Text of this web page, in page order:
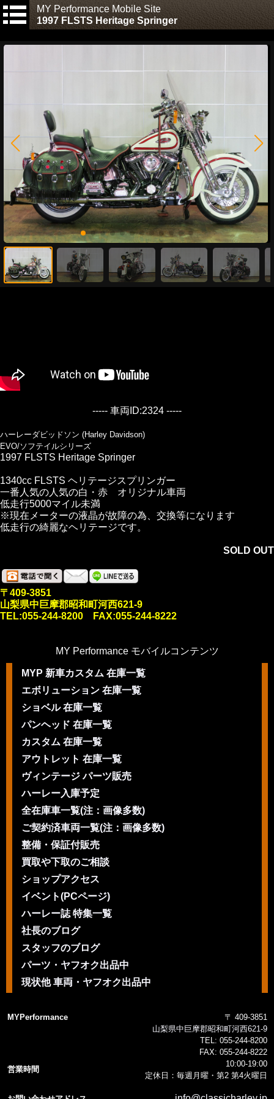
MY Performance Mobile Site
1997 FLSTS Heritage Springer
----- 車両ID:2324 -----
ハーレーダビッドソン (Harley Davidson)
EVO/ソフテイルシリーズ
1997 FLSTS Heritage Springer
1340cc FLSTS ヘリテージスプリンガー
一番人気の人気の白・赤 オリジナル車両
低走行5000マイル未満
※現在メーターの液晶が故障の為、交換等になります
低走行の綺麗なヘリテージです。
SOLD OUT
〒409-3851
山梨県中巨摩郡昭和町河西621-9
TEL:055-244-8200 FAX:055-244-8222
MY Performance モバイルコンテンツ
MYP 新車カスタム 在庫一覧
エボリューション 在庫一覧
ショベル 在庫一覧
パンヘッド 在庫一覧
カスタム 在庫一覧
アウトレット 在庫一覧
ヴィンテージ パーツ販売
ハーレー入庫予定
全在庫車一覧(注：画像多数)
ご契約済車両一覧(注：画像多数)
整備・保証付販売
買取や下取のご相談
ショップアクセス
イベント(PCページ)
ハーレー誌 特集一覧
社長のブログ
スタッフのブログ
パーツ・ヤフオク出品中
現状他 車両・ヤフオク出品中
MYPerformance
〒 409-3851
山梨県中巨摩郡昭和町河西621-9
TEL: 055-244-8200
FAX: 055-244-8222
営業時間
10:00-19:00
定休日：毎週月曜・第2 第4火曜日